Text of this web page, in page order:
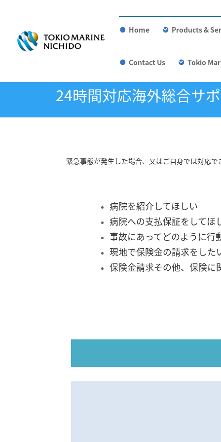
Home Products &
Contact Us Tokio
24時間対応海外総合サ
緊急事態が発生した場合、又はご自身では対応
病院を紹介してほしい
病院への支払保証をしてほ
事故にあってどのように行
現地で保険金の請求をした
保険金請求その他、保険に